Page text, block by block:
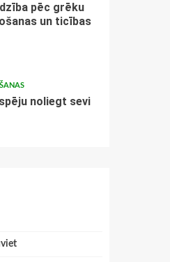
pēc grēku
un ticības
noliegt sevi